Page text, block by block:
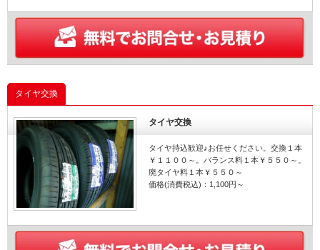
タイヤ交換
タイヤ交換
タイヤ持込歓迎♪お任せください。交換１本
￥１１００～。バランス料１本￥５５０～。
廃タイヤ料１本￥５５０～
価格(消費税込)：1,100円～